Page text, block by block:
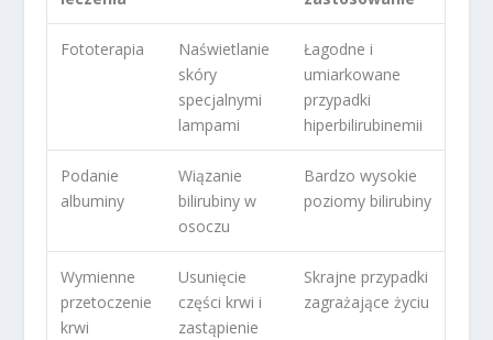
Fototerapia
Naświetlanie
skóry
specjalnymi
lampami
Łagodne i
umiarkowane
przypadki
hiperbilirubinemii
Podanie
albuminy
Wiązanie
bilirubiny w
osoczu
Bardzo wysokie
poziomy bilirubiny
Wymienne
przetoczenie
krwi
Usunięcie
części krwi i
zastąpienie
Skrajne przypadki
zagrażające życiu